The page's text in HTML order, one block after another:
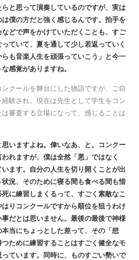
と思って演奏しているのですが、実は
僕の方だと強く感じるんです。拍手を
どで声をかけていただくことも、すご
ていて、夏を通して少し若返っていく
も音楽人生を頑張っていこう」と今一
感覚がありますね。
クールを舞台にした物語ですが、ご自
験され、現在は先生として学生をコン
審査する立場になって、感じることは
いますよね。偉いなあ、と。コンクー
れますが、僕は全然「悪」ではなく
います。自分の人生を切り開くことが出
況、そのために寝る間も食べる間も惜
に練習しまくるって、すごく素敵なこ
りコンクールですから順位を狙うわけ
だとは思いません。最後の最後で神様
当にちょっとした差って、その「想
ために練習することはすごく健全なモ
ています。同時に、ものすごい勢いで